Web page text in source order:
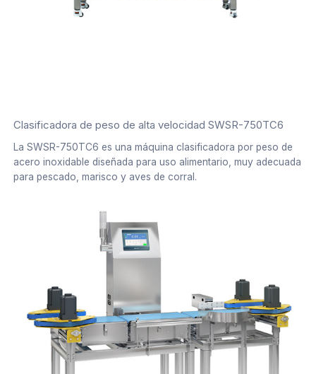
Clasificadora de peso de alta velocidad SWSR-750TC6
La SWSR-750TC6 es una máquina clasificadora por peso de
acero inoxidable diseñada para uso alimentario, muy adecuada
para pescado, marisco y aves de corral.